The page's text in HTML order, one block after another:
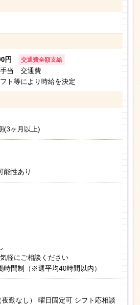
円 交通費全額支給
当 交通費
ト等により時給を決定
(3ヶ月以上)
性あり
軽にご相談ください
時間制（※週平均40時間以内）
勤なし） 曜日固定可 シフト応相談